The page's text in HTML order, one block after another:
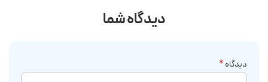
دیدگاه شما
دیدگاه*